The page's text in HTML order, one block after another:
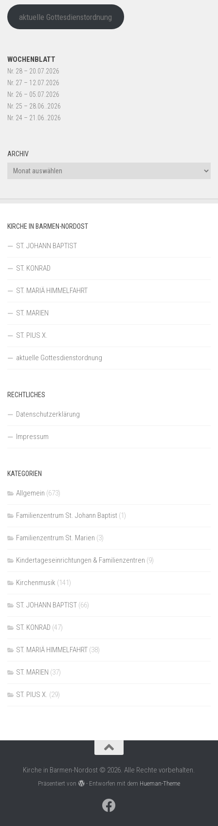
aktuelle Gottesdienstordnung
WOCHENBLATT
Nr. 28 – 20.07.2026
Nr. 27 – 12.07.2026
Nr. 26 – 05.07.2026
Nr. 25 – 28.06..2026
Nr. 24 – 21.06..2026
ARCHIV
Archiv
KIRCHE IN BARMEN-NORDOST
ST. JOHANN BAPTIST
ST. KONRAD
ST. MARIÄ HIMMELFAHRT
ST. MARIEN
ST. PIUS X.
aktuelle Gottesdienstordnung
RECHTLICHES
Datenschutzerklärung
Impressum
KATEGORIEN
Allgemein (673)
Familienzentrum St. Johann Baptist (1)
Familienzentrum St. Marien (3)
Kindertageseinrichtungen & Familienzentren (9)
Kirchenmusik (141)
ST. JOHANN BAPTIST (66)
ST. KONRAD (47)
ST. MARIÄ HIMMELFAHRT (38)
ST. MARIEN (37)
ST. PIUS X. (29)
Kirche in Barmen-Nordost © 2026. Alle Rechte vorbehalten.
Präsentiert von - Entworfen mit dem Hueman-Theme